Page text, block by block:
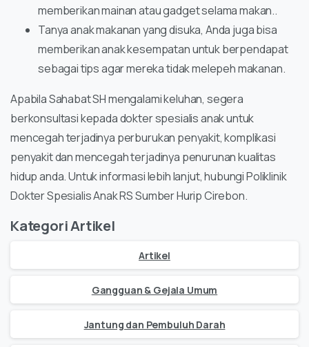
memberikan mainan atau gadget selama makan..
Tanya anak makanan yang disuka, Anda juga bisa
memberikan anak kesempatan untuk berpendapat
sebagai tips agar mereka tidak melepeh makanan.
Apabila Sahabat SH mengalami keluhan, segera
berkonsultasi kepada dokter spesialis anak untuk
mencegah terjadinya perburukan penyakit, komplikasi
penyakit dan mencegah terjadinya penurunan kualitas
hidup anda. Untuk informasi lebih lanjut, hubungi Poliklinik
Dokter Spesialis Anak RS Sumber Hurip Cirebon.
Kategori Artikel
Artikel
Gangguan & Gejala Umum
Jantung dan Pembuluh Darah